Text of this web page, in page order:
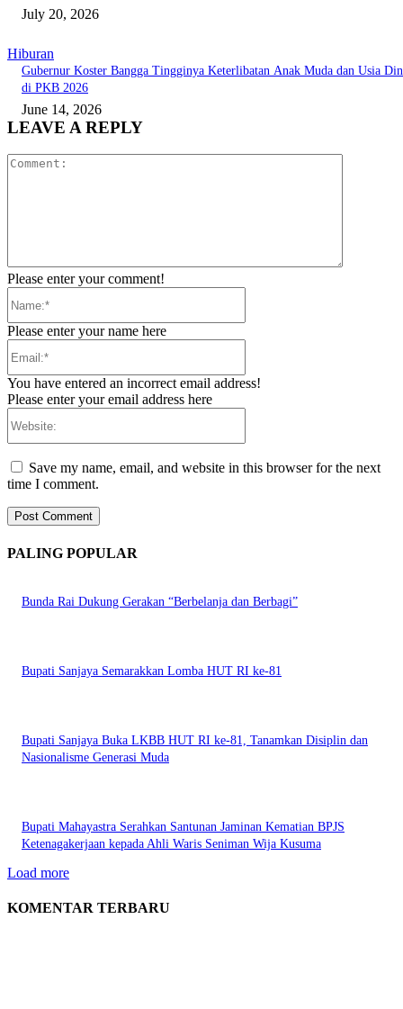
July 20, 2026
Hiburan
Gubernur Koster Bangga Tingginya Keterlibatan Anak Muda dan Usia
di PKB 2026
June 14, 2026
LEAVE A REPLY
Please enter your comment!
Please enter your name here
You have entered an incorrect email address!
Please enter your email address here
Save my name, email, and website in this browser for the next
time I comment.
PALING POPULAR
Bunda Rai Dukung Gerakan “Berbelanja dan Berbagi”
Bupati Sanjaya Semarakkan Lomba HUT RI ke-81
Bupati Sanjaya Buka LKBB HUT RI ke-81, Tanamkan Disiplin dan
Nasionalisme Generasi Muda
Bupati Mahayastra Serahkan Santunan Jaminan Kematian BPJS
Ketenagakerjaan kepada Ahli Waris Seniman Wija Kusuma
Load more
KOMENTAR TERBARU